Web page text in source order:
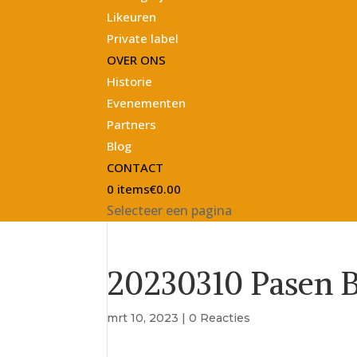
Likeuren
Private label
OVER ONS
Historie
Evenementen
Partners
Blog
CONTACT
0 items€0.00
Selecteer een pagina
20230310 Pasen
mrt 10, 2023 |0 Reacties